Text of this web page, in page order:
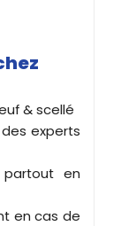
& scellé
experts
en
en cas de